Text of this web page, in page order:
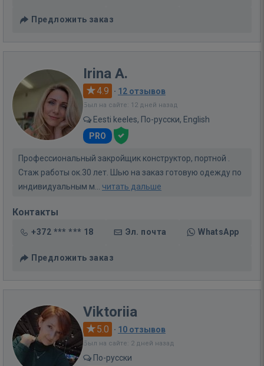
Предложить заказ
Irina A.
4.9 · 12 отзывов
Был на сайте: 12 дней назад
Eesti keeles, По-русски, English
PRO
Профессиональный закройщик конструктор, портной .
Стаж работы ок.30 лет. Шью на заказ готовую одежду по
индивидуальным м... читать дальше
Контакты
+372 *** *** 18 Эл. почта WhatsApp
Предложить заказ
Viktoriia
5.0 · 10 отзывов
Был на сайте: 2 дней назад
По-русски